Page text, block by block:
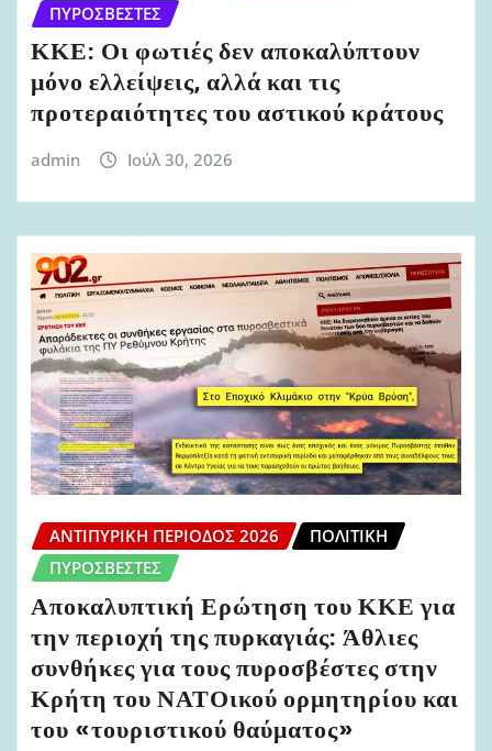
ΠΥΡΟΣΒΈΣΤΕΣ
ΚΚΕ: Οι φωτιές δεν αποκαλύπτουν
μόνο ελλείψεις, αλλά και τις
προτεραιότητες του αστικού κράτους
admin Ιούλ 30, 2026
ΑΝΤΙΠΥΡΙΚΉ ΠΕΡΊΟΔΟΣ 2026
ΠΟΛΙΤΙΚΉ
ΠΥΡΟΣΒΈΣΤΕΣ
Αποκαλυπτική Ερώτηση του ΚΚΕ για
την περιοχή της πυρκαγιάς: Άθλιες
συνθήκες για τους πυροσβέστες στην
Κρήτη του ΝΑΤΟικού ορμητηρίου και
του «τουριστικού θαύματος»